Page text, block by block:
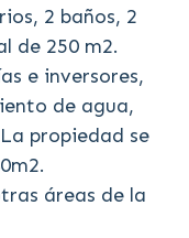
2 baños, 2
de 250 m2.
e inversores,
de agua,
propiedad se
áreas de la